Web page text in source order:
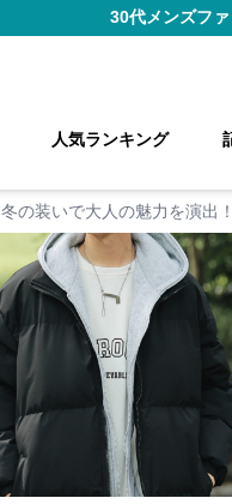
30代メンズフ
人気ランキング
冬の装いで大人の魅力を演出